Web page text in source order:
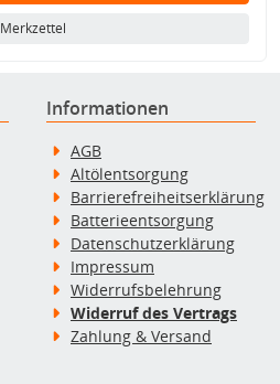
Merkzettel
Informationen
AGB
Altölentsorgung
Barrierefreiheitserklärung
Batterieentsorgung
Datenschutzerklärung
Impressum
Widerrufsbelehrung
Widerruf des Vertrags
Zahlung & Versand